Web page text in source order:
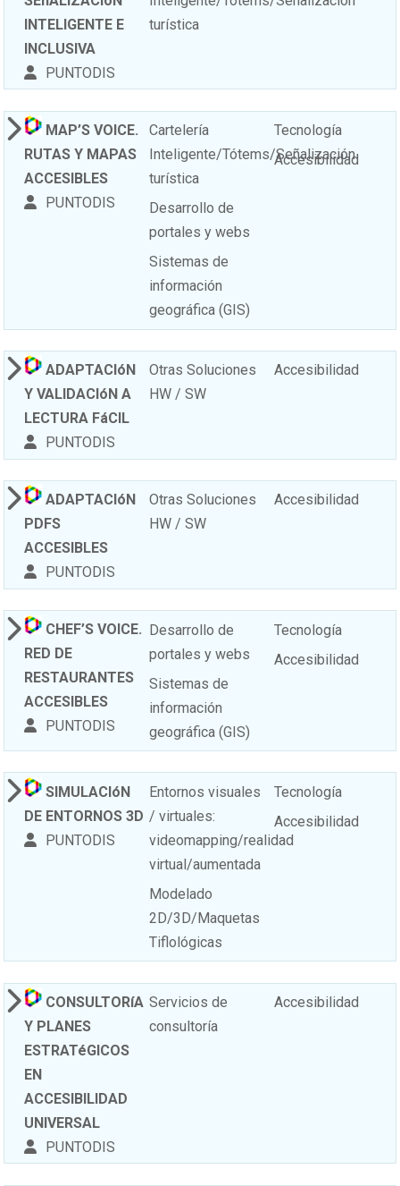
INTELIGENTE E
INCLUSIVA
PUNTODIS
turística
MAP’S VOICE.
RUTAS Y MAPAS
ACCESIBLES
PUNTODIS
Cartelería
Inteligente/Tótems/Señalización
turística
Desarrollo de
portales y webs
Sistemas de
información
geográfica (GIS)
Tecnología
Accesibilidad
ADAPTACIóN
Y VALIDACIóN A
LECTURA FáCIL
PUNTODIS
Otras Soluciones
HW / SW
Accesibilidad
ADAPTACIóN
PDFS
ACCESIBLES
PUNTODIS
Otras Soluciones
HW / SW
Accesibilidad
CHEF’S VOICE.
RED DE
RESTAURANTES
ACCESIBLES
PUNTODIS
Desarrollo de
portales y webs
Sistemas de
información
geográfica (GIS)
Tecnología
Accesibilidad
SIMULACIóN
DE ENTORNOS 3D
PUNTODIS
Entornos visuales
/ virtuales:
videomapping/realidad
virtual/aumentada
Modelado
2D/3D/Maquetas
Tiflológicas
Tecnología
Accesibilidad
CONSULTORíA
Y PLANES
ESTRATéGICOS
EN
ACCESIBILIDAD
UNIVERSAL
PUNTODIS
Servicios de
consultoría
Accesibilidad